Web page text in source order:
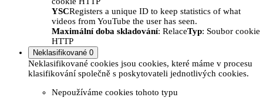
YSCRegisters a unique ID to keep statistics of what
videos from YouTube the user has seen.
Maximální doba skladování: RelaceTyp: Soubor cookie
HTTP
Neklasifikované 0
Neklasifikované cookies jsou cookies, které máme v procesu
klasifikování společně s poskytovateli jednotlivých cookies.
Nepoužíváme cookies tohoto typu